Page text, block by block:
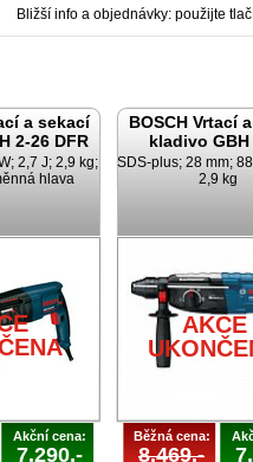
Bližší info a objednávky: použijte
a sekací
2-26 DFR
2,7 J; 2,9 kg;
hlava
Akční cena:
7.290,-
BOSCH Vrtací
kladivo GBH
SDS-plus; 28 mm;
2,9 kg
AKCE
Běžná cena:
8.469,-